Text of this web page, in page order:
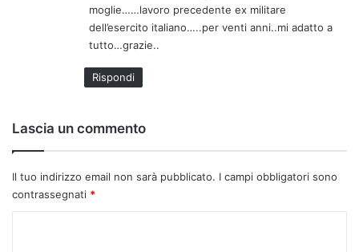
t
o
:
moglie……lavoro precedente ex militare
dell’esercito italiano…..per venti anni..mi adatto a
tutto…grazie..
Rispondi
Lascia un commento
Il tuo indirizzo email non sarà pubblicato. I campi obbligatori sono
contrassegnati *